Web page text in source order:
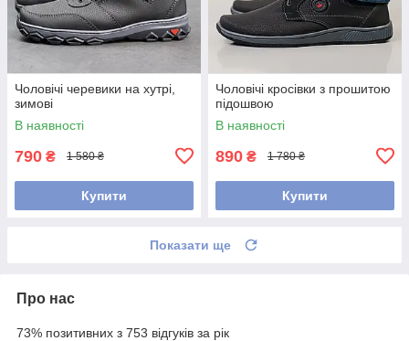
Чоловічі черевики на хутрі,
зимові
В наявності
790 ₴ 1 580 ₴
Купити
Чоловічі кросівки з прошитою
підошвою
В наявності
890 ₴ 1 780 ₴
Купити
Показати ще
Про нас
73% позитивних з 753 відгуків за рік